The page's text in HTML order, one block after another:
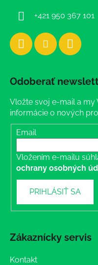
+421 950 367 101
Odoberať
Vložte svoj e-mail a my
informácie o nových
Email
Vložením e-mailu
ochrany osobných
PRIHLÁSIŤ SA
Zákaznícky servis
Kontakt